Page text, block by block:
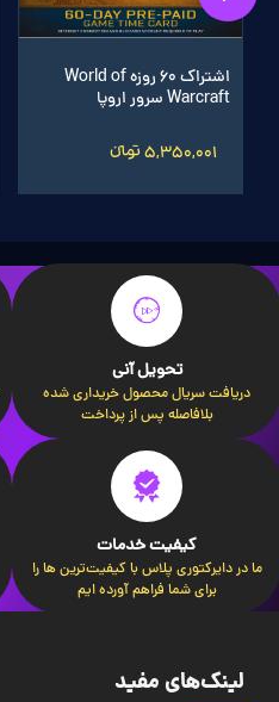
اشتراک 60 روزه World of
Warcraft سرور اروپا
5,350,001 تومانءءء
تحویل آنی
دریافت سریال محصول خریداری شده
بلافاصله پس از پرداخت
کیفیت خدمات
ما در دایرکتوری پلاس با کیفیت‌ترین ها را
برای شما فراهم آورده ایم
لینک‌های مفید